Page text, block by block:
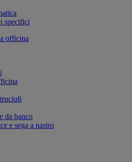
specifici
officina
da banco
e sega a nastro